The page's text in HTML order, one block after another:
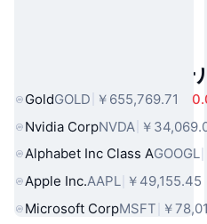
人気のリアルワー
GoldGOLD ￥655,769.71
Nvidia CorpNVDA ￥
Alphabet Inc Class AGOOGL
Apple Inc.AAPL ￥49,155.45
Microsoft CorpMSFT ￥